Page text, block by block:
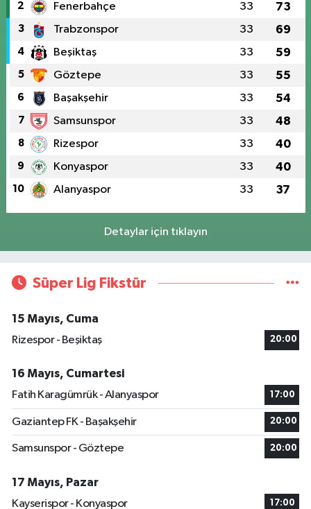
2 Fenerbahçe 33 73
3 Trabzonspor 33 69
4 Beşiktaş 33 59
5 Göztepe 33 55
6 Başakşehir 33 54
7 Samsunspor 33 48
8 Rizespor 33 40
9 Konyaspor 33 40
10 Alanyaspor 33 37
Detaylar için tıklayın
Süper Lig Fikstür
15 Mayıs, Cuma
Rizespor - Beşiktaş
20:00
16 Mayıs, Cumartesi
Fatih Karagümrük - Alanyaspor
17:00
Gaziantep FK - Başakşehir 20:00
Samsunspor - Göztepe 20:00
17 Mayıs, Pazar
Kayserispor - Konyaspor
17:00